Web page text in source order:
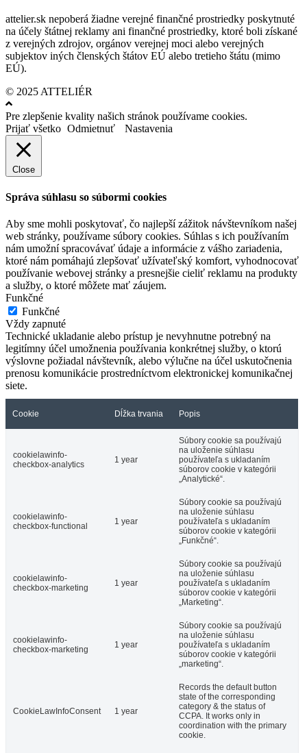
attelier.sk nepoberá žiadne verejné finančné prostriedky poskytnuté
na účely štátnej reklamy ani finančné prostriedky, ktoré boli získané
z verejných zdrojov, orgánov verejnej moci alebo verejných
subjektov iných členských štátov EÚ alebo tretieho štátu (mimo
EÚ).
© 2025 ATTELIÉR
Pre zlepšenie kvality našich stránok používame cookies.
Prijať všetko Odmietnuť Nastavenia
Close
Správa súhlasu so súbormi cookies
Aby sme mohli poskytovať, čo najlepší zážitok návštevníkom našej
web stránky, používame súbory cookies. Súhlas s ich používaním
nám umožní spracovávať údaje a informácie z vášho zariadenia,
ktoré nám pomáhajú zlepšovať užívateľský komfort, vyhodnocovať
používanie webovej stránky a presnejšie cieliť reklamu na produkty
a služby, o ktoré môžete mať záujem.
Funkčné
Funkčné
Vždy zapnuté
Technické ukladanie alebo prístup je nevyhnutne potrebný na
legitímny účel umožnenia používania konkrétnej služby, o ktorú
výslovne požiadal návštevník, alebo výlučne na účel uskutočnenia
prenosu komunikácie prostredníctvom elektronickej komunikačnej
siete.
Cookie Dĺžka trvania Popis
cookielawinfo-
checkbox-analytics
1 year
Súbory cookie sa používajú
na uloženie súhlasu
používateľa s ukladaním
súborov cookie v kategórii
„Analytické“.
cookielawinfo-
checkbox-functional
1 year
Súbory cookie sa používajú
na uloženie súhlasu
používateľa s ukladaním
súborov cookie v kategórii
„Funkčné“.
cookielawinfo-
checkbox-marketing
1 year
Súbory cookie sa používajú
na uloženie súhlasu
používateľa s ukladaním
súborov cookie v kategórii
„Marketing“.
cookielawinfo-
checkbox-marketing
1 year
Súbory cookie sa používajú
na uloženie súhlasu
používateľa s ukladaním
súborov cookie v kategórii
„marketing“.
CookieLawInfoConsent 1 year
Records the default button
state of the corresponding
category & the status of
CCPA. It works only in
coordination with the primary
cookie.